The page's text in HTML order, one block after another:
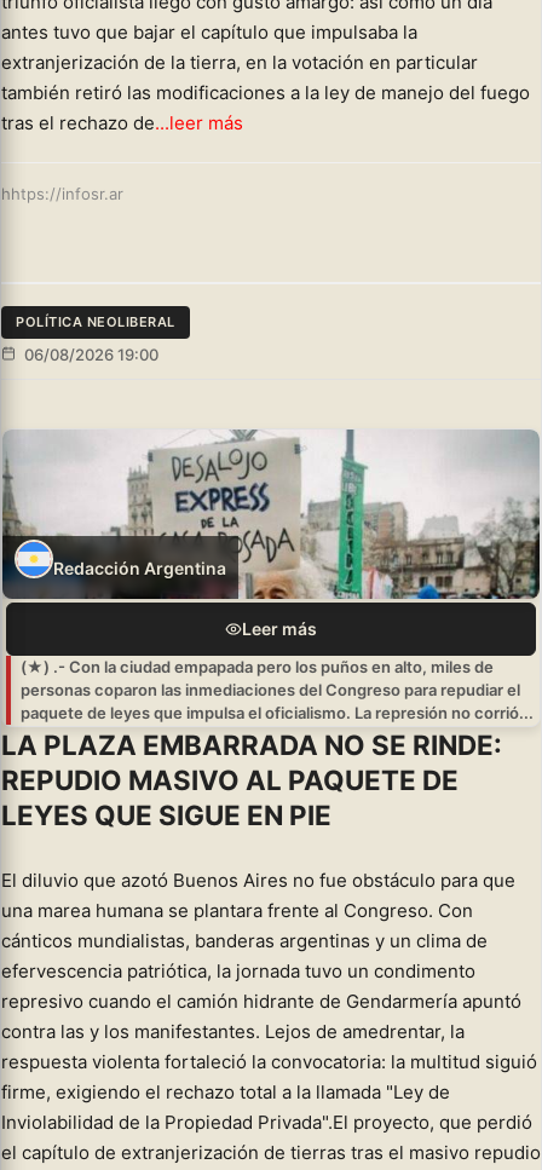
antes tuvo que bajar el capítulo que impulsaba la
extranjerización de la tierra, en la votación en particular
también retiró las modificaciones a la ley de manejo del fuego
tras el rechazo de...leer más
hhtps://infosr.ar
POLÍTICA NEOLIBERAL
06/08/2026 19:00
Redacción Argentina
Leer más
(★) .- Con la ciudad empapada pero los puños en alto, miles de
personas coparon las inmediaciones del Congreso para repudiar el
paquete de leyes que impulsa el oficialismo. La represión no corrió...
LA PLAZA EMBARRADA NO SE RINDE:
REPUDIO MASIVO AL PAQUETE DE
LEYES QUE SIGUE EN PIE
El diluvio que azotó Buenos Aires no fue obstáculo para que
una marea humana se plantara frente al Congreso. Con
cánticos mundialistas, banderas argentinas y un clima de
efervescencia patriótica, la jornada tuvo un condimento
represivo cuando el camión hidrante de Gendarmería apuntó
contra las y los manifestantes. Lejos de amedrentar, la
respuesta violenta fortaleció la convocatoria: la multitud siguió
firme, exigiendo el rechazo total a la llamada "Ley de
Inviolabilidad de la Propiedad Privada".El proyecto, que perdió
el capítulo de extranjerización de tierras tras el masivo repudio